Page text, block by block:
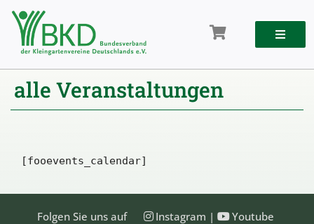
Zum
Inhalt
springen
alle Veranstaltungen
[fooevents_calendar]
Folgen Sie uns auf Instagram |
Youtube